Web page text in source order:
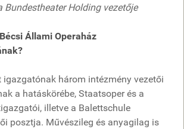
Bundestheater Holding vezetője
Állami Operaház
három intézmény vezetői
a hatáskörébe, Staatsoper és a
illetve a Balettschule
posztja. Művészileg és anyagilag is